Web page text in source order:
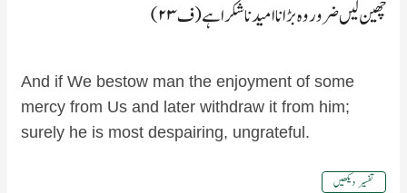
چھین لیں ضرور وہ بڑا ناامید ناشکرا ہے (ف۲۳)
And if We bestow man the enjoyment of some
mercy from Us and later withdraw it from him;
surely he is most despairing, ungrateful.
تفسیر دیکھیں